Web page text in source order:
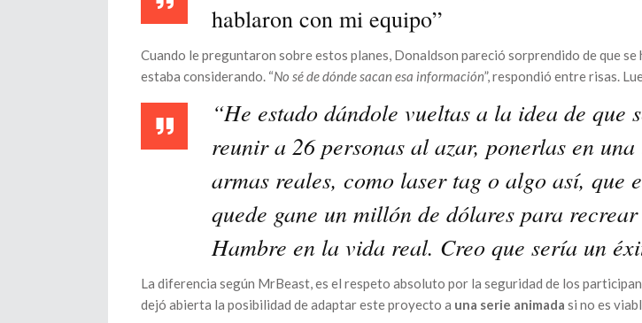
hablaron con mi equipo”
Cuando le preguntaron sobre estos planes, Donaldson pareció sorprendido de que
estaba considerando. “No sé de dónde sacan esa información”, respondió entre risas.
“He estado dándole vueltas a la idea de que
reunir a 26 personas al azar, ponerlas en
armas reales, como laser tag o algo así, que
quede gane un millón de dólares para
Hambre en la vida real. Creo que sería un
La diferencia según MrBeast, es el respeto absoluto por la seguridad de los
dejó abierta la posibilidad de adaptar este proyecto a una serie animada si no es